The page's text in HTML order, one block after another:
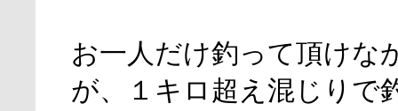
お一人だけ釣って頂けな
が、１キロ超え混じりで